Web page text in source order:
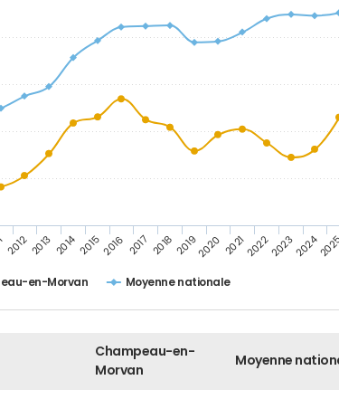
en-Morvan Moyenne nationale
20122013 201420152016 2017 201820192020 2021202220232024
Champeau-en-
Morvan
Moyenne